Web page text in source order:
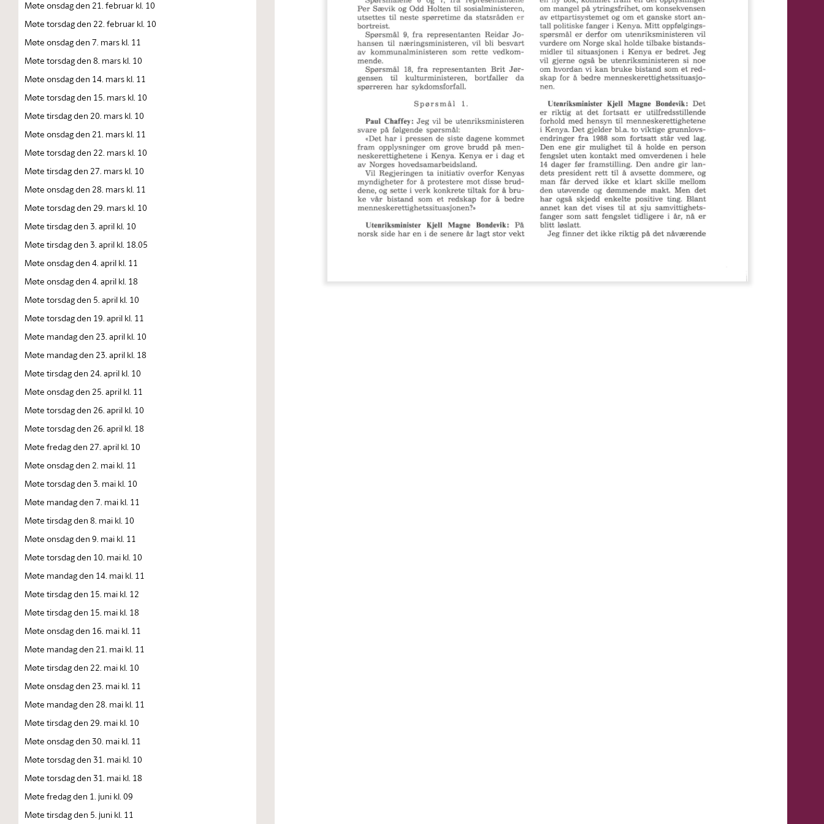
Møte onsdag den 21. februar kl. 10
Møte torsdag den 22. februar kl. 10
Møte onsdag den 7. mars kl. 11
Møte torsdag den 8. mars kl. 10
Møte onsdag den 14. mars kl. 11
Møte torsdag den 15. mars kl. 10
Møte tirsdag den 20. mars kl. 10
Møte onsdag den 21. mars kl. 11
Møte torsdag den 22. mars kl. 10
Møte tirsdag den 27. mars kl. 10
Møte onsdag den 28. mars kl. 11
Møte torsdag den 29. mars kl. 10
Møte tirsdag den 3. april kl. 10
Møte tirsdag den 3. april kl. 18.05
Møte onsdag den 4. april kl. 11
Møte onsdag den 4. april kl. 18
Møte torsdag den 5. april kl. 10
Møte torsdag den 19. april kl. 11
Møte mandag den 23. april kl. 10
Møte mandag den 23. april kl. 18
Møte tirsdag den 24. april kl. 10
Møte onsdag den 25. april kl. 11
Møte torsdag den 26. april kl. 10
Møte torsdag den 26. april kl. 18
Møte fredag den 27. april kl. 10
Møte onsdag den 2. mai kl. 11
Møte torsdag den 3. mai kl. 10
Møte mandag den 7. mai kl. 11
Møte tirsdag den 8. mai kl. 10
Møte onsdag den 9. mai kl. 11
Møte torsdag den 10. mai kl. 10
Møte mandag den 14. mai kl. 11
Møte tirsdag den 15. mai kl. 12
Møte tirsdag den 15. mai kl. 18
Møte onsdag den 16. mai kl. 11
Møte mandag den 21. mai kl. 11
Møte tirsdag den 22. mai kl. 10
Møte onsdag den 23. mai kl. 11
Møte mandag den 28. mai kl. 11
Møte tirsdag den 29. mai kl. 10
Møte onsdag den 30. mai kl. 11
Møte torsdag den 31. mai kl. 10
Møte torsdag den 31. mai kl. 18
Møte fredag den 1. juni kl. 09
Møte tirsdag den 5. juni kl. 11